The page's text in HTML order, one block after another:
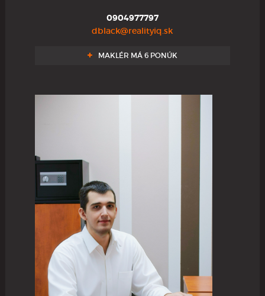
0904977797
dblack@realityiq.sk
MAKLÉR MÁ 6 PONÚK